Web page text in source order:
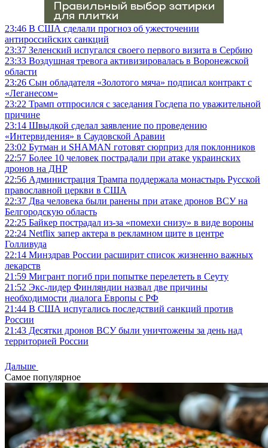
23:46 В США сделали прогноз об ужесточении
антироссийских санкций
23:37 Зеленский испугался своего первого визита в Сербию
23:33 Воздушная тревога активизировалась в Воронежской
области
23:26 Сын обладателя «Золотого мяча» подписал контракт с
«Леганесом»
23:22 Трамп отпросился с заседания Госдепа по уважительной
причине
23:14 Швыдкой сделал заявление по проведению
«Интервидения» в Саудовской Аравии
23:02 Бутман и SHAMAN готовят сюрприз для поклонников
22:57 Более 10 человек пострадали при атаке украинских
дронов на ДНР
22:56 Администрация Трампа поддержала монастырь Русской
православной церкви в США
22:37 Два человека были ранены при атаке дронов ВСУ на
Белгородскую область
22:25 Байкер пострадал из-за «помехи снизу» в виде вороны
22:24 Netflix запер актера в рекламном щите в центре
Голливуда
22:14 Минздрав России расширит список жизненно важных
лекарств
21:59 Мигрант погиб при попытке перелететь в Сеуту
21:52 Экс-лидер Финляндии назвал две причины
необходимости диалога Европы с РФ
21:44 В США испугались последствий санкций против
России
21:43 Десятки дронов ВСУ были уничтожены за день над
территорией России
Дальше
Самое популярное